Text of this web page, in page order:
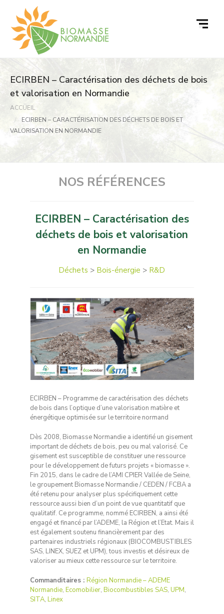
contenu
ECIRBEN – Caractérisation des déchets de bois
et valorisation en Normandie
ACCUEIL
ECIRBEN – CARACTÉRISATION DES DÉCHETS DE BOIS ET
VALORISATION EN NORMANDIE
NOS RÉFÉRENCES
ECIRBEN – Caractérisation des
déchets de bois et valorisation
en Normandie
Déchets > Bois-énergie > R&D
ECIRBEN – Programme de caractérisation des déchets
de bois dans l’optique d’une valorisation matière et
énergétique optimisée sur le territoire normand
Dès 2008, Biomasse Normandie a identifié un gisement
important de déchets de bois, peu ou mal valorisé. Ce
gisement est susceptible de constituer une ressource
pour le développement de futurs projets « biomasse ».
Fin 2015, dans le cadre de l’AMI CPIER Vallée de Seine,
le groupement Biomasse Normandie / CEDEN / FCBA a
été retenu pour analyser plus spécifiquement cette
ressource aussi bien d’un point de vue quantitatif que
qualitatif. Ce programme, nommé ECIRBEN, a ainsi été
engagé et financé par l’ADEME, la Région et l’Etat. Mais il
est également soutenu financièrement par des
partenaires industriels régionaux (BIOCOMBUSTIBLES
SAS, LINEX, SUEZ et UPM), tous investis et désireux de
valoriser au mieux cette ressource sur le territoire.
Commanditaires : Région Normandie – ADEME
Normandie, Ecomobilier, Biocombustibles SAS, UPM,
SITA, Linex